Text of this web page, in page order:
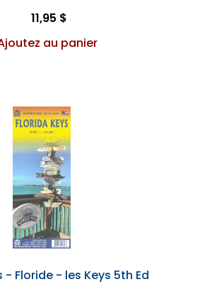
11,95 $
au panier
- Floride - les Keys 5th Ed